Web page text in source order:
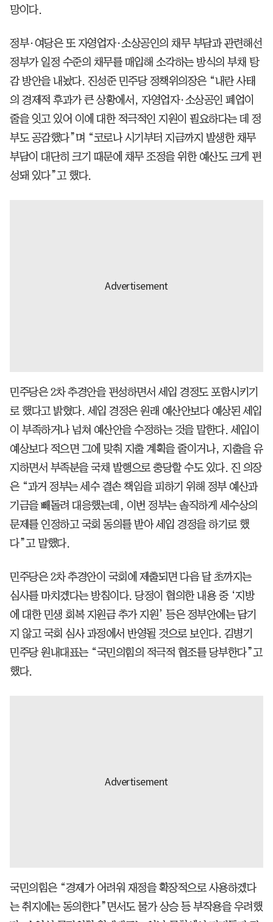
망이다.
정부·여당은 또 자영업자·소상공인의 채무 부담과 관련해선
정부가 일정 수준의 채무를 매입해 소각하는 방식의 부채 탕
감 방안을 내놨다. 진성준 민주당 정책위의장은 “내란 사태
의 경제적 후과가 큰 상황에서, 자영업자·소상공인 폐업이
줄을 잇고 있어 이에 대한 적극적인 지원이 필요하다는 데 정
부도 공감했다”며 “코로나 시기부터 지금까지 발생한 채무
부담이 대단히 크기 때문에 채무 조정을 위한 예산도 크게 편
성돼 있다”고 했다.
민주당은 2차 추경안을 편성하면서 세입 경정도 포함시키기
로 했다고 밝혔다. 세입 경정은 원래 예산안보다 예상된 세입
이 부족하거나 넘쳐 예산안을 수정하는 것을 말한다. 세입이
예상보다 적으면 그에 맞춰 지출 계획을 줄이거나, 지출을 유
지하면서 부족분을 국채 발행으로 충당할 수도 있다. 진 의장
은 “과거 정부는 세수 결손 책임을 피하기 위해 정부 예산과
기금을 빼돌려 대응했는데, 이번 정부는 솔직하게 세수상의
문제를 인정하고 국회 동의를 받아 세입 경정을 하기로 했
다”고 말했다.
민주당은 2차 추경안이 국회에 제출되면 다음 달 초까지는
심사를 마치겠다는 방침이다. 당정이 협의한 내용 중 ‘지방
에 대한 민생 회복 지원금 추가 지원’ 등은 정부안에는 담기
지 않고 국회 심사 과정에서 반영될 것으로 보인다. 김병기
민주당 원내대표는 “국민의힘의 적극적 협조를 당부한다”고
했다.
국민의힘은 “경제가 어려워 재정을 확장적으로 사용하겠다
는 취지에는 동의한다”면서도 물가 상승 등 부작용을 우려했